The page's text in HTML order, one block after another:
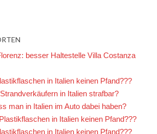
besser Haltestelle Villa Costanza
in Italien keinen Pfand???
in Italien strafbar?
man in Italien im Auto dabei haben?
in Italien keinen Pfand???
in Italien keinen Pfand???